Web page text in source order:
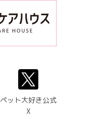
ペット大好き公式
X